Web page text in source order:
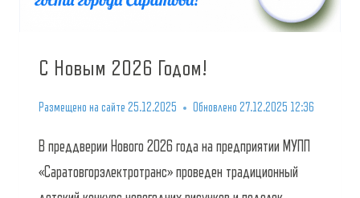
С Новым 2026 Годом!
Размещено на сайте 25.12.2025 Обновлено 27.12.2025 12:36
В преддверии Нового 2026 года на предприятии МУПП
«Саратовгорэлектротранс» проведен традиционный